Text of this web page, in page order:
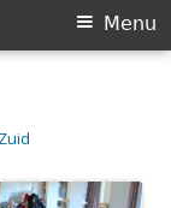
Menu